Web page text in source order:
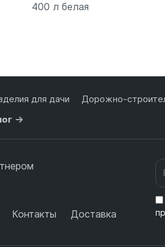
400 л белая
для дачи Дорожно-
Контакты Доставка